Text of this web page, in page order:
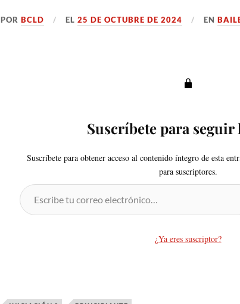
PORBCLD EL25 DE OCTUBRE DE 2024 EN
Suscríbete para seguir
Suscríbete para obtener acceso al contenido íntegro de esta
para suscriptores.
¿Ya eres suscriptor?